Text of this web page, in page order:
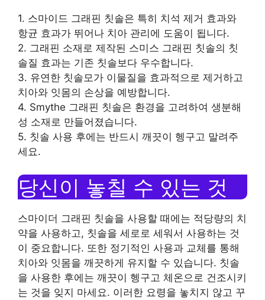
1. 스마이드 그래핀 칫솔은 특히 치석 제거 효과와
항균 효과가 뛰어나 치아 관리에 도움이 됩니다.
2. 그래핀 소재로 제작된 스미스 그래핀 칫솔의 칫
솔질 효과는 기존 칫솔보다 우수합니다.
3. 유연한 칫솔모가 이물질을 효과적으로 제거하고
치아와 잇몸의 손상을 예방합니다.
4. Smythe 그래핀 칫솔은 환경을 고려하여 생분해
성 소재로 만들어졌습니다.
5. 칫솔 사용 후에는 반드시 깨끗이 헹구고 말려주
세요.
당신이 놓칠 수 있는 것
스마이더 그래핀 칫솔을 사용할 때에는 적당량의 치
약을 사용하고, 칫솔을 세로로 세워서 사용하는 것
이 중요합니다. 또한 정기적인 사용과 교체를 통해
치아와 잇몸을 깨끗하게 유지할 수 있습니다. 칫솔
을 사용한 후에는 깨끗이 헹구고 체온으로 건조시키
는 것을 잊지 마세요. 이러한 요령을 놓치지 않고 꾸